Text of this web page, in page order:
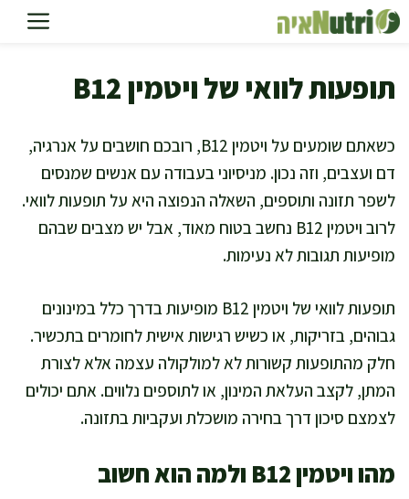
לדלג
לתוכן
תופעות לוואי של ויטמין B12
כשאתם שומעים על ויטמין B12, רובכם חושבים על אנרגיה,
דם ועצבים, וזה נכון. מניסיוני בעבודה עם אנשים שמנסים
לשפר תזונה ותוספים, השאלה הנפוצה היא על תופעות לוואי.
לרוב ויטמין B12 נחשב בטוח מאוד, אבל יש מצבים שבהם
מופיעות תגובות לא נעימות.
תופעות לוואי של ויטמין B12 מופיעות בדרך כלל במינונים
גבוהים, בזריקות, או כשיש רגישות אישית לחומרים בתכשיר.
חלק מהתופעות קשורות לא למולקולה עצמה אלא לצורת
המתן, לקצב העלאת המינון, או לתוספים נלווים. אתם יכולים
לצמצם סיכון דרך בחירה מושכלת ועקביות בתזונה.
מהו ויטמין B12 ולמה הוא חשוב